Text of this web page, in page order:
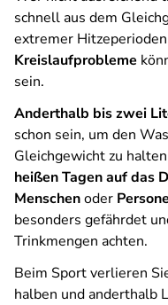
schnell aus dem
extremer
Kreislaufprobleme
sein.
Anderthalb bis zwei
schon sein, um den
Gleichgewicht zu
heißen Tagen auf das
Menschenoder
besonders gefährdet
Trinkmengen achten.
Beim Sport verlieren
halben und anderthalb